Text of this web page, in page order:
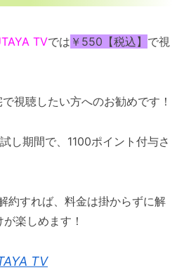
TVでは ￥550【税込】 で視
視聴したい方へのお勧めです！
し期間で、1100ポイント付与さ
約すれば、料金は掛からずに解
楽しめます！
TV